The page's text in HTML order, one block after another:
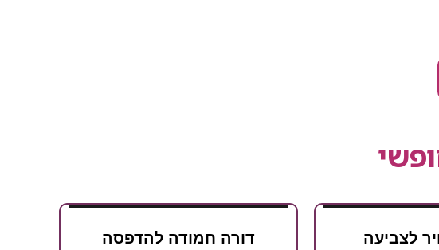
לצביעה דורה חמודה להדפסה